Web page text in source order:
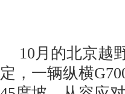
10月的北京越
定，一辆纵横